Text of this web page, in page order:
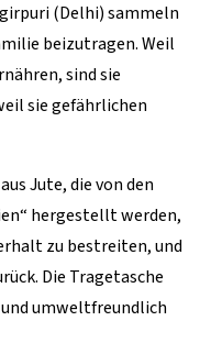
(Delhi) sammeln
beizutragen. Weil
sind sie
sie gefährlichen
Jute, die von den
hergestellt werden,
zu bestreiten, und
Die Tragetasche
umweltfreundlich